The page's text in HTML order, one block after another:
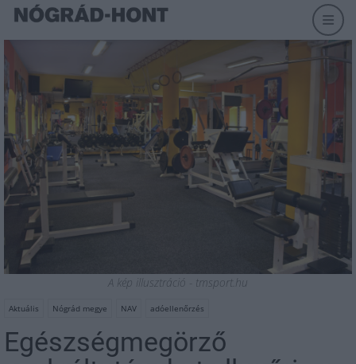
A kép illusztráció - tmsport.hu
Aktuális Nógrád megye NAV adóellenőrzés
Egészségmegörző